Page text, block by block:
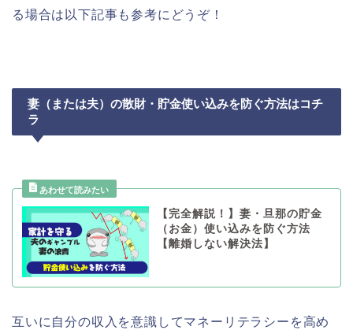
る場合は以下記事も参考にどうぞ！
妻（または夫）の散財・貯金使い込みを防ぐ方法はコチ
ラ
【完全解説！】妻・旦那の貯金
（お金）使い込みを防ぐ方法
【離婚しない解決法】
互いに自分の収入を意識してマネーリテラシーを高め